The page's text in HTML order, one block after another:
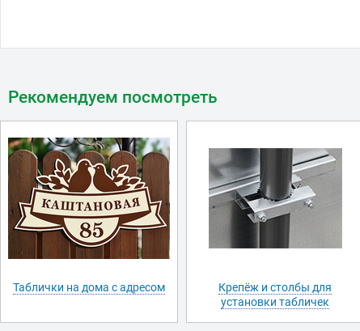
Рекомендуем посмотреть
Таблички на дома с адресом
Крепёж и столбы для
установки табличек